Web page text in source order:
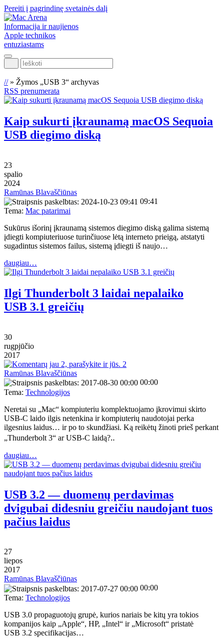
Pereiti į pagrindinę svetainės dalį
Informacija ir naujienos
Apple technikos
entuziastams
Ieškoti
//» Žymos „USB 3“ archyvas
RSS prenumerata
Kaip sukurti įkraunamą macOS Sequoia
USB diegimo diską
23
spalio
2024
Ramūnas Blavaščiūnas
09:41
Tema: Mac patarimai
Sukūrus išorinį įkraunamą sistemos diegimo diską galima sistemą
įdiegti kompiuteriuose turinčiuose lėtą interneto prieigą, atstatyti
sugadintus sistemos failus, sistemą įdiegti iš naujo…
daugiau…
Ilgi Thunderbolt 3 laidai nepalaiko
USB 3.1 greičių
30
rugpjūčio
2017
2
Ramūnas Blavaščiūnas
00:00
Tema: Technologijos
Neretai su „Mac“ kompiuteriu komplektuojamo įkrovimui skirto
USB-C laido ilgis netenkina ir kompiuterių naudotojai perka
ilgesnius laidus… ir po to skundžiasi. Ką reikėtų žinoti prieš perkant
„Thunderbolt 3“ ar USB-C laidą?‥
daugiau…
USB 3.2 — duomenų perdavimas
dvigubai didesniu greičiu naudojant tuos
pačius laidus
27
liepos
2017
Ramūnas Blavaščiūnas
00:00
Tema: Technologijos
USB 3.0 propaguotojų grupė, kurios nariais be kitų yra tokios
kompanijos kaip „Apple“, HP, „Intel“ ir „Microsoft“ pristatė
USB 3.2 specifikacijas…